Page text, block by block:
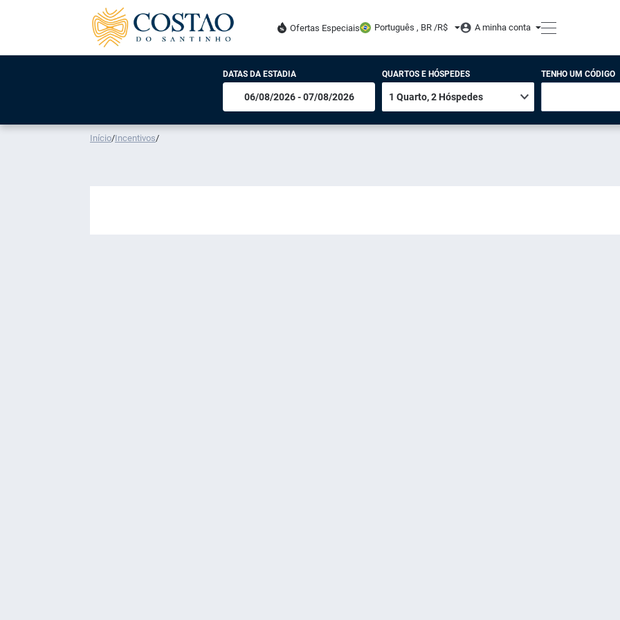
Ofertas Especiais Português , BR /R$ A minha conta
DATAS DA ESTADIA QUARTOS E HÓSPEDES TENHO UM CÓDIGO
Início/Incentivos/